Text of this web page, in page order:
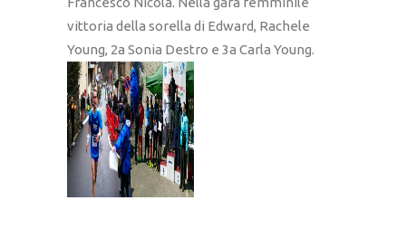
vittoria della sorella di Edward, Rachele
Young, 2a Sonia Destro e 3a Carla Young.